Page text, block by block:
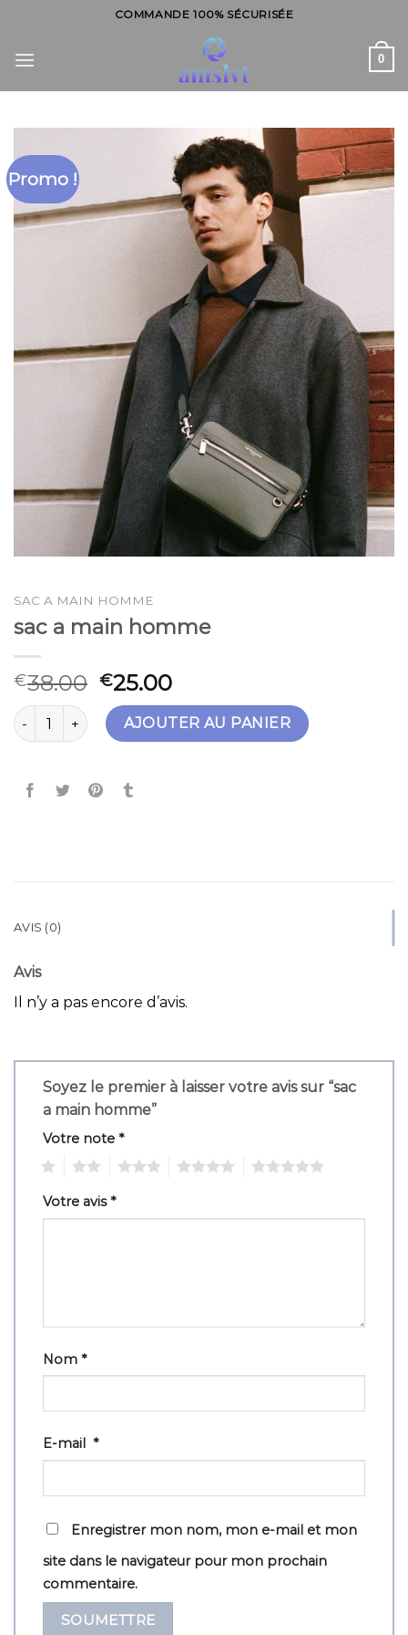
content
COMMANDE 100% SÉCURISÉE
0
Promo !
SAC A MAIN HOMME
sac a main homme
€38.00 €25.00
quantité de sac a main homme
AJOUTER AU PANIER
AVIS (0)
Avis
Il n’y a pas encore d’avis.
Soyez le premier à laisser votre avis sur “sac
a main homme”
Votre note *
Votre avis*
Nom *
E-mail *
Enregistrer mon nom, mon e-mail et mon
site dans le navigateur pour mon prochain
commentaire.